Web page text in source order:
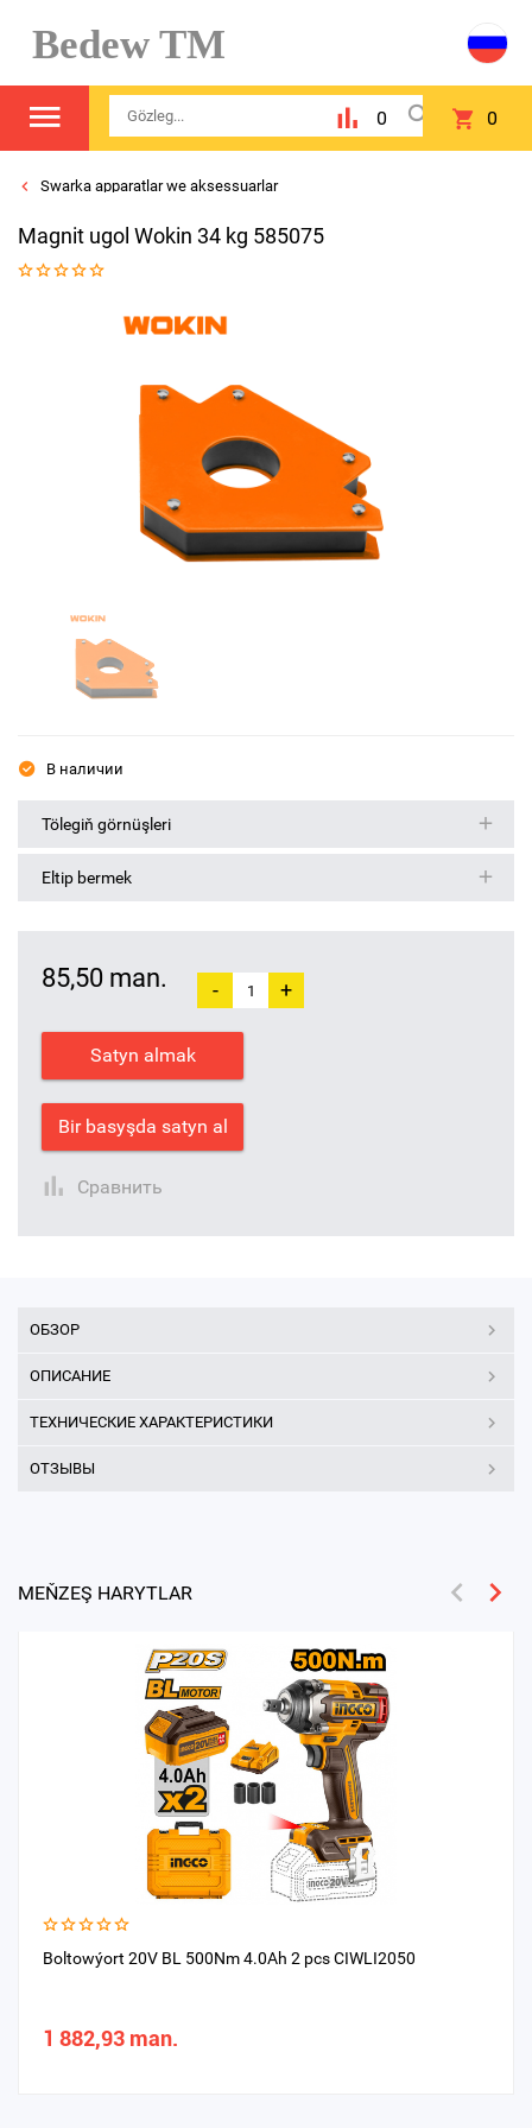
Bedew TM
0 0
Swarka apparatlar we aksessuarlar
Magnit ugol Wokin 34 kg 585075
В наличии
Tölegiň görnüşleri
Eltip bermek
85,50 man. - +
Satyn almak
Bir basyşda satyn al
Сравнить
ОБЗОР
ОПИСАНИЕ
ТЕХНИЧЕСКИЕ ХАРАКТЕРИСТИКИ
ОТЗЫВЫ
MEŇZEŞ HARYTLAR
Boltowýort 20V BL 500Nm 4.0Ah 2 pcs CIWLI2050
1 882,93 man.